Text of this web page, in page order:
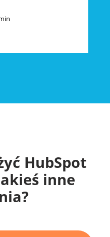
HubSpot
inne